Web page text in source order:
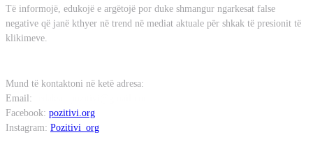
Të informojë, edukojë e argëtojë por duke shmangur ngarkesat false
negative që janë kthyer në trend në mediat aktuale për shkak të presionit të
klikimeve.
Mund të kontaktoni në ketë adresa:
Email:
Facebook: pozitivi.org
Instagram: Pozitivi_org